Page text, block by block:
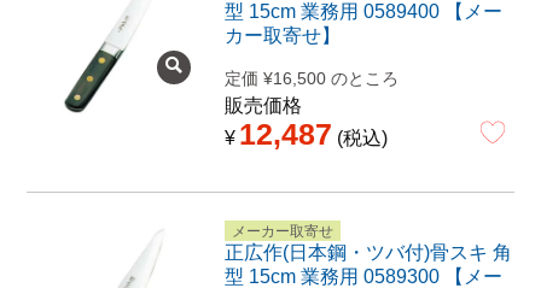
型 15cm 業務用 0589400 【メー
カー取寄せ】
定価 ¥16,500 のところ
販売価格
¥ 12,487 税込
メーカー取寄せ
正広作(日本鋼・ツバ付)骨スキ 角
型 15cm 業務用 0589300 【メー